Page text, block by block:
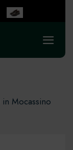
in Mocassino